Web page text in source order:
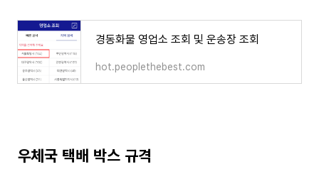
경동화물 영업소 조회 및 운송장 조회
hot.peoplethebest.com
우체국 택배 박스 규격